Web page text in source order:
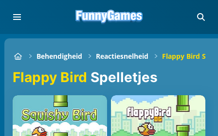
Behendigheid Reactiesnelheid Flappy Bird
Flappy Bird Spelletjes